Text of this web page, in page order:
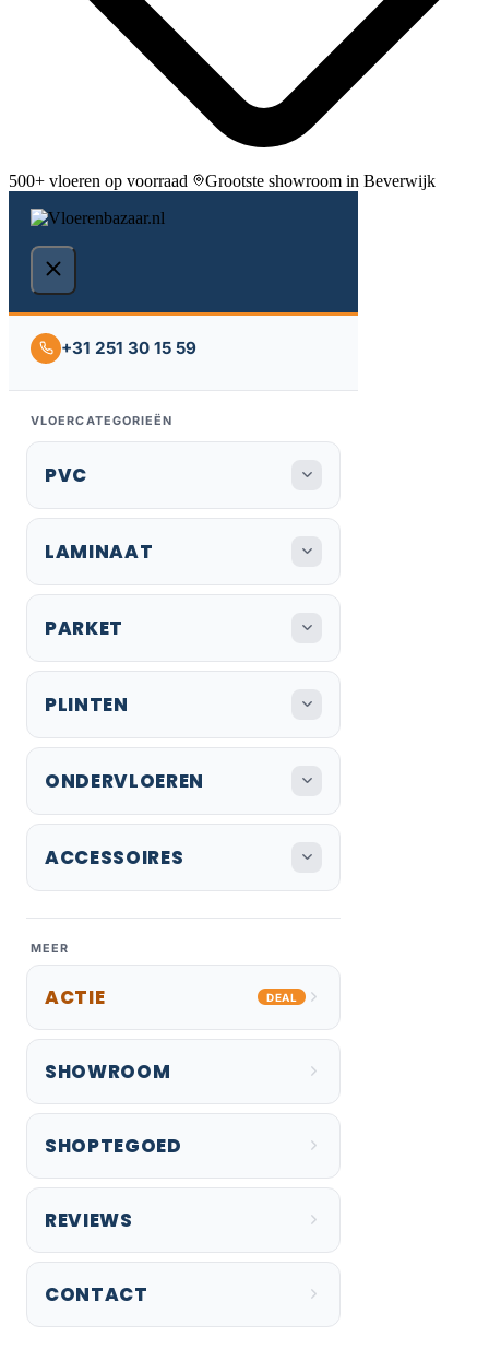
500+ vloeren op voorraad Grootste showroom in Beverwijk
+31 251 30 15 59
VLOERCATEGORIEËN
PVC
LAMINAAT
PARKET
PLINTEN
ONDERVLOEREN
ACCESSOIRES
MEER
ACTIE DEAL
SHOWROOM
SHOPTEGOED
REVIEWS
CONTACT